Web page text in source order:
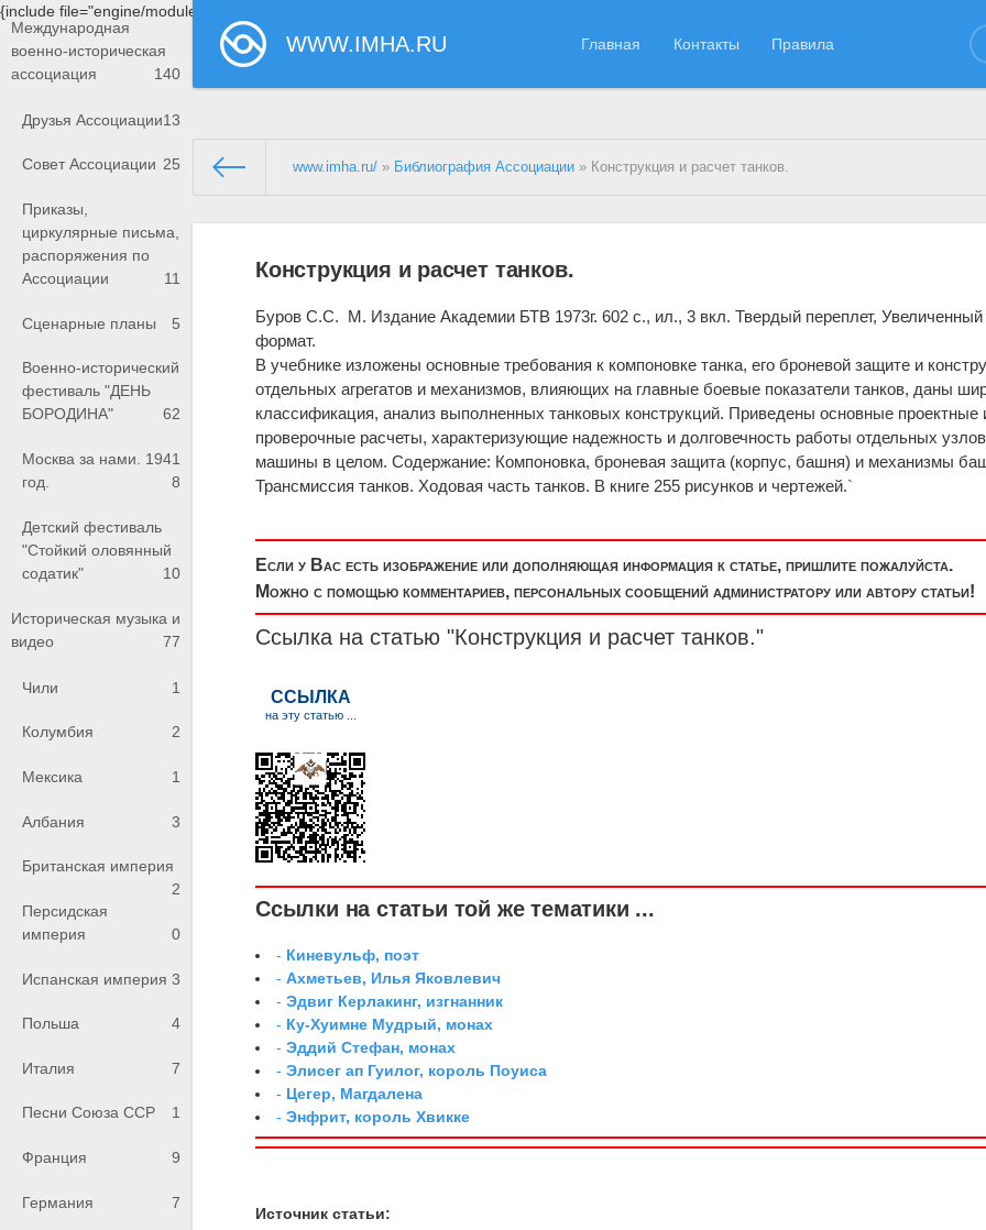
{include file="engine/modules/saperu/head.php"}
WWW.IMHA.RU Главная Контакты Правила
Международная
военно-историческая
ассоциация
140
Друзья Ассоциации13
Совет Ассоциации 25
Приказы,
циркулярные письма,
распоряжения по
Ассоциации
11
Сценарные планы 5
Военно-исторический
фестиваль "ДЕНЬ
БОРОДИНА"
62
Москва за нами. 1941
год.
8
Детский фестиваль
"Стойкий оловянный
содатик"
10
Историческая музыка и
видео
77
Чили 1
Колумбия 2
Мексика 1
Албания 3
Британская империя
2
Персидская
империя
0
Испанская империя 3
Польша 4
Италия 7
Песни Союза ССР 1
Франция 9
Германия 7
www.imha.ru/ » Библиография Ассоциации » Конструкция и расчет танков.
Конструкция и расчет танков.
Буров С.С. М. Издание Академии БТВ 1973г. 602 с., ил., 3 вкл. Твердый переплет, Увеличенный
формат.
В учебнике изложены основные требования к компоновке танка, его броневой защите и
отдельных агрегатов и механизмов, влияющих на главные боевые показатели танков, даны
классификация, анализ выполненных танковых конструкций. Приведены основные проектные
проверочные расчеты, характеризующие надежность и долговечность работы отдельных
машины в целом. Содержание: Компоновка, броневая защита (корпус, башня) и механизмы
Трансмиссия танков. Ходовая часть танков. В книге 255 рисунков и чертежей.`
Если у Вас есть изображение или дополняющая информация к статье, пришлите пожалуйста.
Можно с помощью комментариев, персональных сообщений администратору или автору статьи!
Ссылка на статью "Конструкция и расчет танков."
Ссылки на статьи той же тематики ...
- Киневульф, поэт
-Ахметьев, Илья Яковлевич
-Эдвиг Керлакинг, изгнанник
- Ку-Хуимне Мудрый, монах
-Эддий Стефан, монах
-Элисег ап Гуилог, король Поуиса
- Цегер, Магдалена
-Энфрит, король Хвикке
Источник статьи: